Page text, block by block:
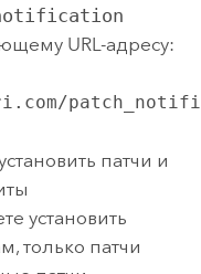
URL-адресу:
патчи и
установить
только патчи